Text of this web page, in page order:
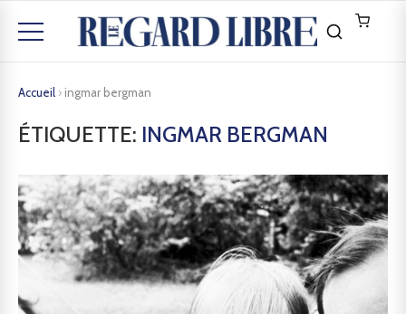
Accueil › ingmar bergman
ÉTIQUETTE: INGMAR BERGMAN